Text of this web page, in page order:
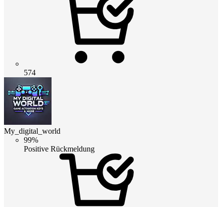
574
My_digital_world
99%
Positive Rückmeldung